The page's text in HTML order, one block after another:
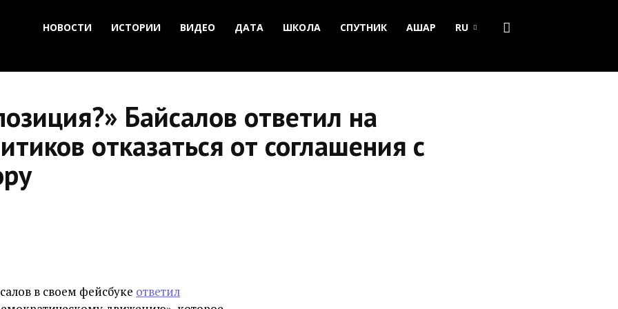
НОВОСТИ ИСТОРИИ ВИДЕО ДАТА ШКОЛА СПУТНИК АШАР RU
Байсалов ответил на
отказаться от соглашения с
в своем фейсбуке ответил